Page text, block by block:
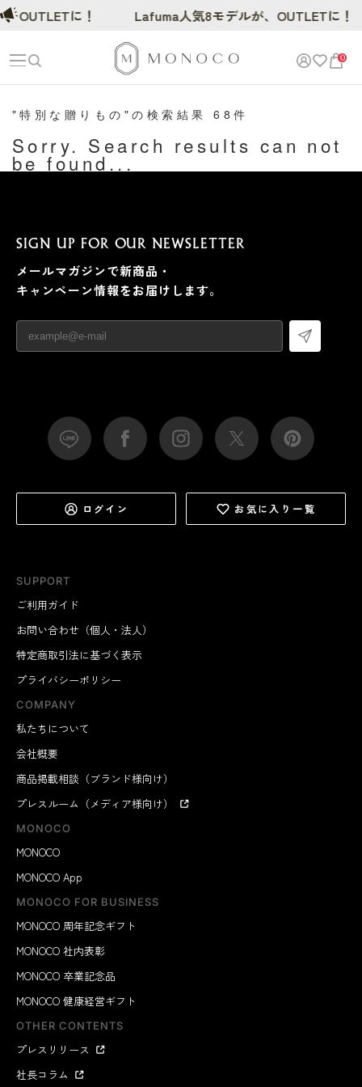
0
"特別な贈りもの"の検索結果 68件
Sorry. Search results can not
be found...
OUTLETに！ Lafuma人気8モデルが、OUTLETに！
SUPPORT
ご利用ガイド
お問い合わせ（個人・法人）
特定商取引法に基づく表示
プライバシーポリシー
COMPANY
私たちについて
会社概要
商品掲載相談（ブランド様向け）
プレスルーム（メディア様向け）
MONOCO
MONOCO
MONOCO App
MONOCO FOR BUSINESS
MONOCO 周年記念ギフト
MONOCO 社内表彰
MONOCO 卒業記念品
MONOCO 健康経営ギフト
OTHER CONTENTS
プレスリリース
社長コラム
SIGN UP FOR OUR NEWSLETTER
メールマガジンで新商品・
キャンペーン情報をお届けします。
ログイン お気に入り一覧